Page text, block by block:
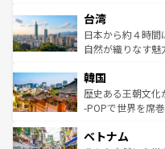
情報は
人々、おいしいロ
ク、伝統的なフラ
っている。訪れる
はコンテンツ一覧
リアリーフや大陸
ク）、タスマニア
ど、見どころがた
いる。アクティビ
ビング、ハイキン
い。オーストラリ
参照してほしい。
台湾
日本から約４時間
自然が織りなす魅
ン）、静ひつな山
と山間の静けさ
驚きをもたらして
容にもいいと評判
韓国
歴史ある王朝文
-POPで世界を席
き、地方に足を延
ベトナム